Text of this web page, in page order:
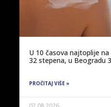
U 10 časova najtoplije
32 stepena, u Beogradu
PROČITAJ VIŠE »